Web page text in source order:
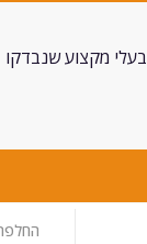
בעלי מקצוע שנבדקו
החלפת